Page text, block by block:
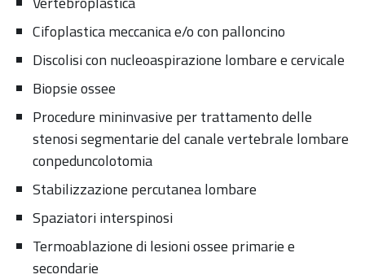
Cifoplastica meccanica e/o con palloncino
Discolisi con nucleoaspirazione lombare e cervicale
Biopsie ossee
Procedure mininvasive per trattamento delle
stenosi segmentarie del canale vertebrale lombare
conpeduncolotomia
Stabilizzazione percutanea lombare
Spaziatori interspinosi
Termoablazione di lesioni ossee primarie e
secondarie